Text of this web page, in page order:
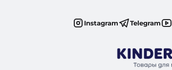
Instagram Telegram